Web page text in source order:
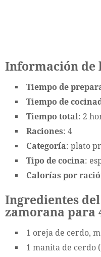
Información de
Tiempo de
Tiempo de
Tiempo total: 2
Raciones: 4
Categoría: plato
Tipo de cocina:
Calorías por
Ingredientes
zamorana para
1 oreja de cerdo,
1 manita de cerdo